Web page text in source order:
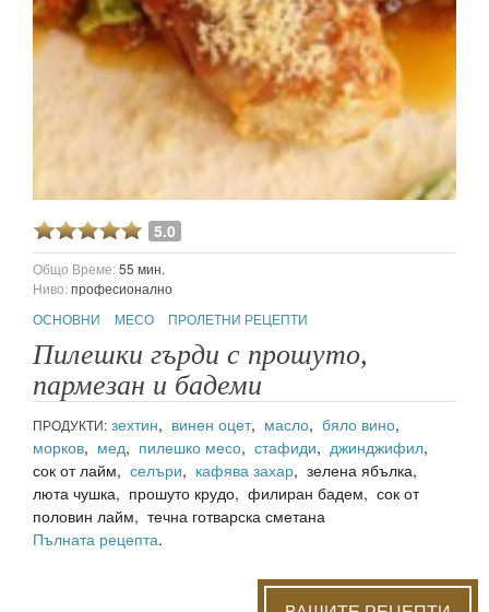
5.0
Общо Време:55 мин.
Ниво:професионално
ОСНОВНИ
МЕСО ПРОЛЕТНИ РЕЦЕПТИ
Пилешки гърди с прошуто,
пармезан и бадеми
ПРОДУКТИ: зехтин, винен оцет, масло, бяло вино,
морков, мед, пилешко месо, стафиди, джинджифил,
сок от лайм, селъри, кафява захар, зелена ябълка,
люта чушка, прошуто крудо, филиран бадем, сок от
половин лайм, течна готварска сметана
Пълната рецепта.